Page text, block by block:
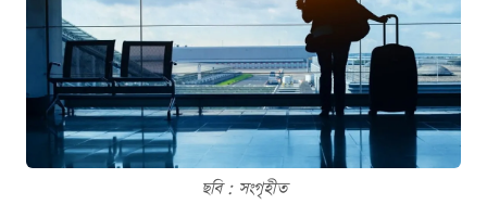
ছবি : সংগৃহীত